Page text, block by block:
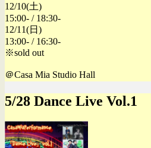
12/10(土)
15:00- / 18:30-
12/11(日)
13:00- / 16:30-
※sold out
＠Casa Mia Studio Hall
5/28 Dance Live Vol.1